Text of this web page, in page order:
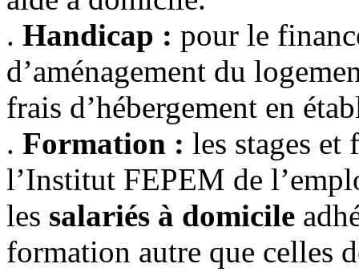
. Handicap : pour le
d’aménagement du
frais d’hébergement en
. Formation : les stages et
l’Institut FEPEM de
les salariés à domicile
formation autre que celles